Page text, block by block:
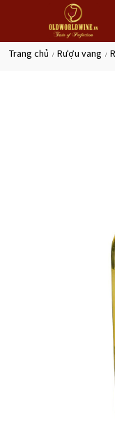
trang chủ rượu vang